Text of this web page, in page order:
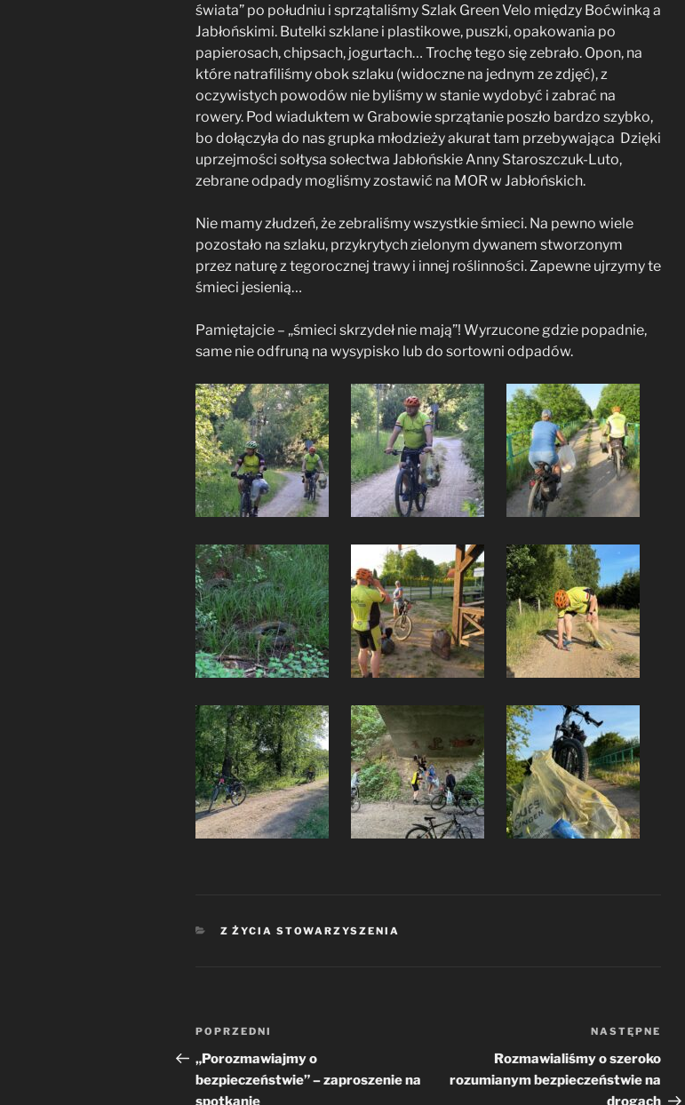
świata” po południu i sprzątaliśmy Szlak Green Velo między Boćwinką a
Jabłońskimi. Butelki szklane i plastikowe, puszki, opakowania po
papierosach, chipsach, jogurtach… Trochę tego się zebrało. Opon, na
które natrafiliśmy obok szlaku (widoczne na jednym ze zdjęć), z
oczywistych powodów nie byliśmy w stanie wydobyć i zabrać na
rowery. Pod wiaduktem w Grabowie sprzątanie poszło bardzo szybko,
bo dołączyła do nas grupka młodzieży akurat tam przebywająca Dzięki
uprzejmości sołtysa sołectwa Jabłońskie Anny Staroszczuk-Luto,
zebrane odpady mogliśmy zostawić na MOR w Jabłońskich.
Nie mamy złudzeń, że zebraliśmy wszystkie śmieci. Na pewno wiele
pozostało na szlaku, przykrytych zielonym dywanem stworzonym
przez naturę z tegorocznej trawy i innej roślinności. Zapewne ujrzymy te
śmieci jesienią…
Pamiętajcie – „śmieci skrzydeł nie mają”! Wyrzucone gdzie popadnie,
same nie odfruną na wysypisko lub do sortowni odpadów.
KATEGORIE
Z ŻYCIA STOWARZYSZENIA
Nawigacja
wpisu
Poprzedni
wpis
POPRZEDNI
„Porozmawiajmy o
bezpieczeństwie” – zaproszenie na
spotkanie
wpis
NASTĘPNE
Rozmawialiśmy o szeroko
rozumianym bezpieczeństwie na
drogach